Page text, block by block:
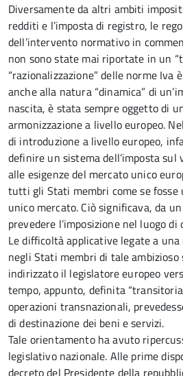
Diversamente da altri ambiti
redditi e l’imposta di registro, le
dell’intervento normativo in
non sono state mai riportate in un
“razionalizzazione” delle norme Iva
anche alla natura “dinamica” di
nascita, è stata sempre oggetto di
armonizzazione a livello europeo.
di introduzione a livello europeo,
definire un sistema dell’imposta
alle esigenze del mercato unico
tutti gli Stati membri come se fosse
unico mercato. Ciò significava, da
prevedere l’imposizione nel luogo
Le difficoltà applicative legate a
negli Stati membri di tale
indirizzato il legislatore europeo
tempo, appunto, definita
operazioni transnazionali,
di destinazione dei beni e servizi.
Tale orientamento ha avuto
legislativo nazionale. Alle prime
decreto del Presidente della